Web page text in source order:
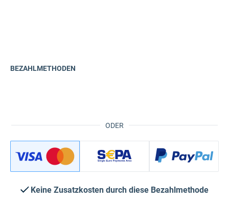
ODER
BEZAHLMETHODEN
Keine Zusatzkosten durch diese Bezahlmethode